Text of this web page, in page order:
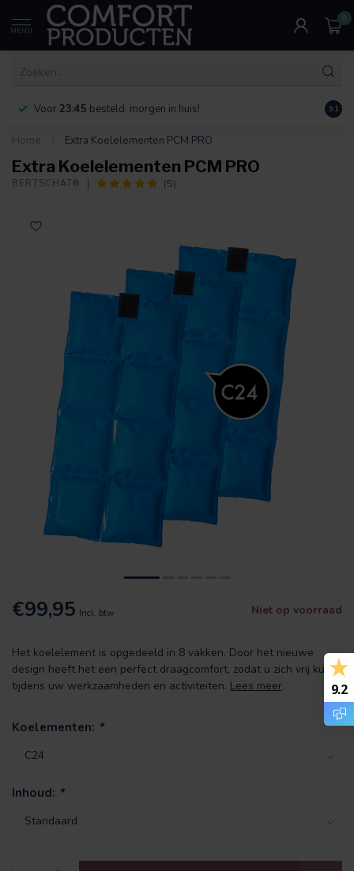
MENU
0
Voor 23:45 besteld, morgen in huis! 9.1
Home Extra Koelelementen PCM PRO
Extra Koelelementen PCM PRO
BERTSCHAT® (5)
€99,95 Incl. btw Niet op voorraad
Het koelelement is opgedeeld in 8 vakken. Door het nieuwe
design heeft het een perfect draagcomfort, zodat u zich vrij kunt
tijdens uw werkzaamheden en activiteiten. Lees meer.
Koelementen: *
Inhoud: *
9.2